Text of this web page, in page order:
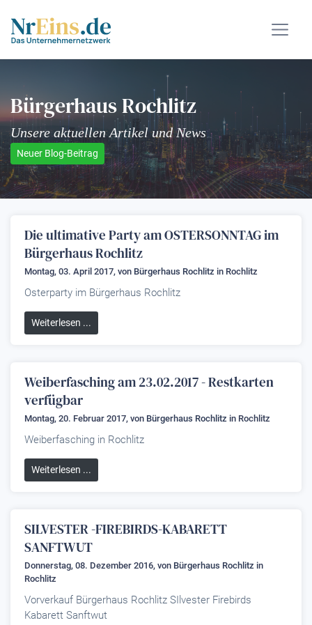
Bürgerhaus Rochlitz
Unsere aktuellen Artikel und News
Neuer Blog-Beitrag
Die ultimative Party am OSTERSONNTAG im
Bürgerhaus Rochlitz
Montag, 03. April 2017, von Bürgerhaus Rochlitz in Rochlitz
Osterparty im Bürgerhaus Rochlitz
Weiterlesen ...
Weiberfasching am 23.02.2017 - Restkarten
verfügbar
Montag, 20. Februar 2017, von Bürgerhaus Rochlitz in Rochlitz
Weiberfasching in Rochlitz
Weiterlesen ...
SILVESTER -FIREBIRDS-KABARETT
SANFTWUT
Donnerstag, 08. Dezember 2016, von Bürgerhaus Rochlitz in
Rochlitz
Vorverkauf Bürgerhaus Rochlitz SIlvester Firebirds
Kabarett Sanftwut